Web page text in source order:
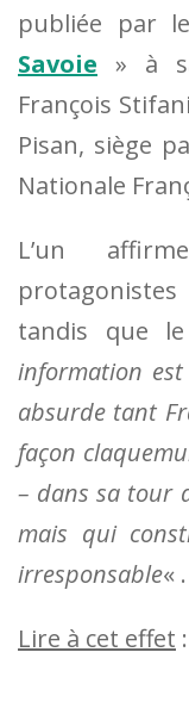
publiée par
Savoie » à
François
Pisan, siège
Nationale
L’un
tandis que
information
absurde tant
façon
– dans sa tour
mais qui
irresponsable« .
Lire à cet effet :